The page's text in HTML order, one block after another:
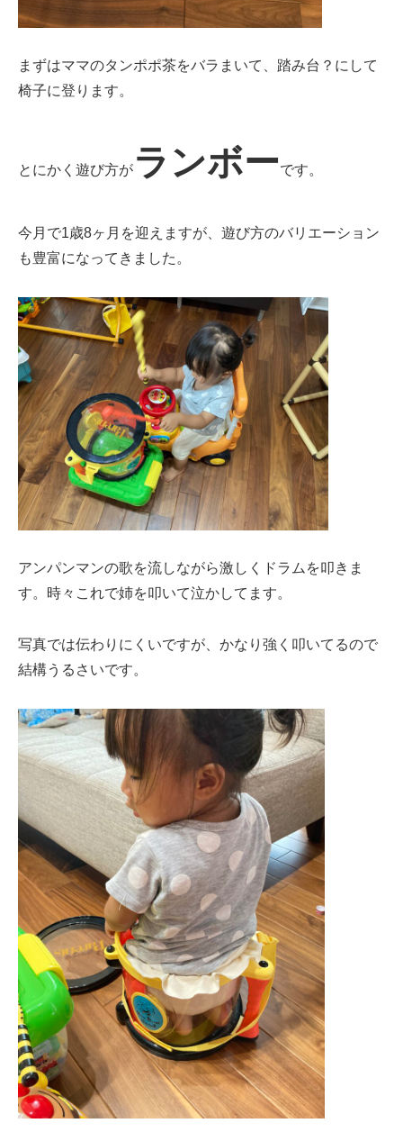
まずはママのタンポポ茶をバラまいて、踏み台？にして
椅子に登ります。
とにかく遊び方が ランボーです。
今月で1歳8ヶ月を迎えますが、遊び方のバリエーション
も豊富になってきました。
アンパンマンの歌を流しながら激しくドラムを叩きま
す。時々これで姉を叩いて泣かしてます。
写真では伝わりにくいですが、かなり強く叩いてるので
結構うるさいです。